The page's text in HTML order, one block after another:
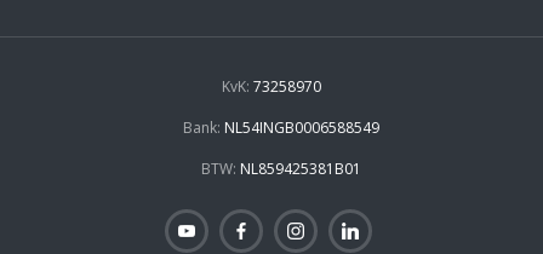
KvK: 73258970
Bank: NL54INGB0006588549
BTW: NL859425381B01